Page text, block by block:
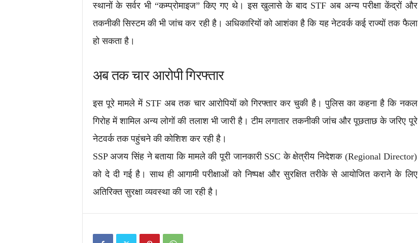
स्थानों के सर्वर भी “कम्प्रोमाइज” किए गए थे। इस खुलासे के बाद STF अब अन्य परीक्षा केंद्रों और
तकनीकी सिस्टम की भी जांच कर रही है। अधिकारियों को आशंका है कि यह नेटवर्क कई राज्यों तक फैला
हो सकता है।
अब तक चार आरोपी गिरफ्तार
इस पूरे मामले में STF अब तक चार आरोपियों को गिरफ्तार कर चुकी है। पुलिस का कहना है कि नकल
गिरोह में शामिल अन्य लोगों की तलाश भी जारी है। टीम लगातार तकनीकी जांच और पूछताछ के जरिए पूरे
नेटवर्क तक पहुंचने की कोशिश कर रही है।
SSP अजय सिंह ने बताया कि मामले की पूरी जानकारी SSC के क्षेत्रीय निदेशक (Regional Director)
को दे दी गई है। साथ ही आगामी परीक्षाओं को निष्पक्ष और सुरक्षित तरीके से आयोजित कराने के लिए
अतिरिक्त सुरक्षा व्यवस्था की जा रही है।